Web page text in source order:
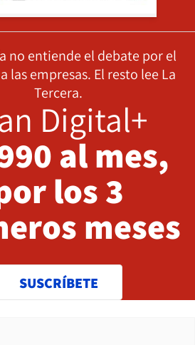
no entiende el debate por el
las empresas. El resto lee La
Tercera.
Digital+
al mes,
los 3
meses
SUSCRÍBETE